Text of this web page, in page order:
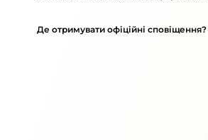
Де отримувати офіційні сповіщення?